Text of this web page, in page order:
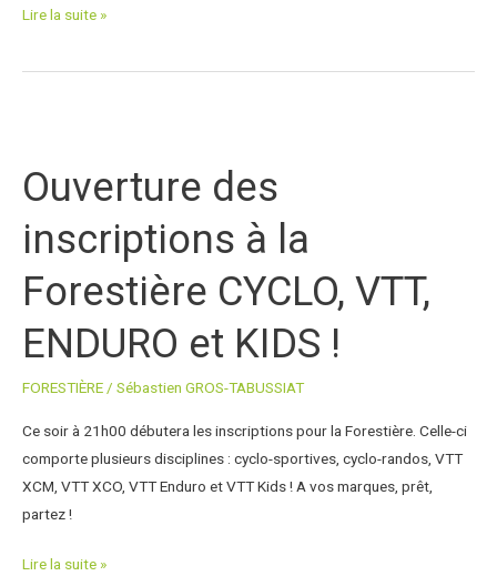
Lire la suite »
Ouverture des
inscriptions à la
Forestière CYCLO, VTT,
ENDURO et KIDS !
FORESTIÈRE / Sébastien GROS-TABUSSIAT
Ce soir à 21h00 débutera les inscriptions pour la Forestière. Celle-ci
comporte plusieurs disciplines : cyclo-sportives, cyclo-randos, VTT
XCM, VTT XCO, VTT Enduro et VTT Kids ! A vos marques, prêt,
partez !
inscriptions
la
CYCLO,
ENDURO
!
Lire la suite »